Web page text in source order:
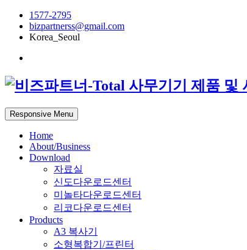
1577-2795
bizpartnerss@gmail.com
Korea_Seoul
Responsive Menu
Home
About/Business
Download
자료실
신도다운로드센터
미놀타다운로드센터
리코다운로드센터
Products
A3 복사기
소형복합기/프린터